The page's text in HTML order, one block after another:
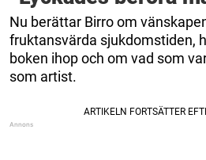
Nu berättar Birro om
fruktansvärda sjukdomstiden,
boken ihop och om vad som
som artist.